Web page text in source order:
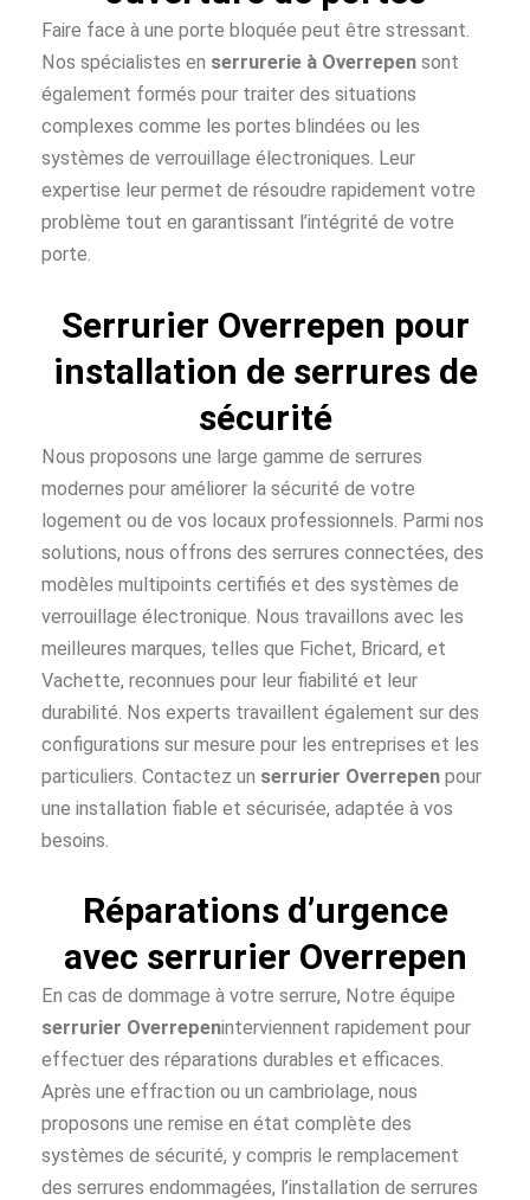
Faire face à une porte bloquée peut être stressant.
Nos spécialistes en serrurerie à Overrepen sont
également formés pour traiter des situations
complexes comme les portes blindées ou les
systèmes de verrouillage électroniques. Leur
expertise leur permet de résoudre rapidement votre
problème tout en garantissant l’intégrité de votre
porte.
Serrurier Overrepen pour
installation de serrures de
sécurité
Nous proposons une large gamme de serrures
modernes pour améliorer la sécurité de votre
logement ou de vos locaux professionnels. Parmi nos
solutions, nous offrons des serrures connectées, des
modèles multipoints certifiés et des systèmes de
verrouillage électronique. Nous travaillons avec les
meilleures marques, telles que Fichet, Bricard, et
Vachette, reconnues pour leur fiabilité et leur
durabilité. Nos experts travaillent également sur des
configurations sur mesure pour les entreprises et les
particuliers. Contactez un serrurier Overrepen pour
une installation fiable et sécurisée, adaptée à vos
besoins.
Réparations d’urgence
avec serrurier Overrepen
En cas de dommage à votre serrure, Notre équipe
serrurier Overrepeninterviennent rapidement pour
effectuer des réparations durables et efficaces.
Après une effraction ou un cambriolage, nous
proposons une remise en état complète des
systèmes de sécurité, y compris le remplacement
des serrures endommagées, l’installation de serrures